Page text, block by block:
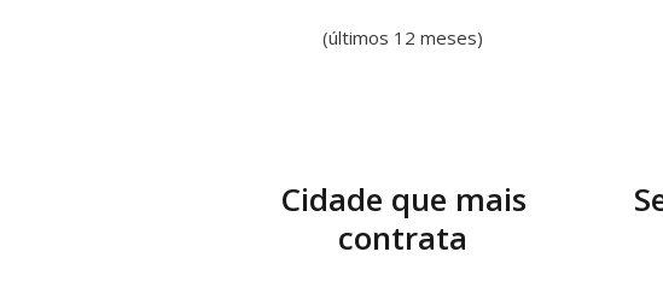
(últimos 12 meses)
Cidade que mais
contrata